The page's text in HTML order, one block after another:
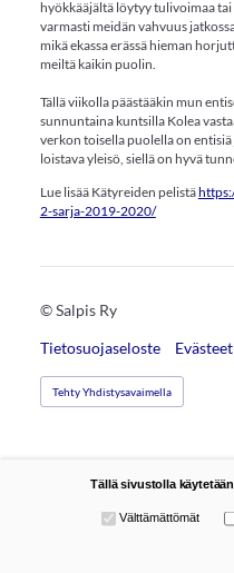
hyökkääjältä löytyy tulivoimaa
varmasti meidän vahvuus
mikä ekassa erässä hieman
meiltä kaikin puolin.
Tällä viikolla päästääkin mun
sunnuntaina kuntsilla Kolea
verkon toisella puolella on
loistava yleisö, siellä on hyvä
Lue lisää Kätyreiden pelistä
2-sarja-2019-2020/
©Salpis Ry
Tietosuojaseloste
Evästeet
Tehty Yhdistysavaimella
Tällä sivustolla
Valitse käytettävät
Välttämättömät